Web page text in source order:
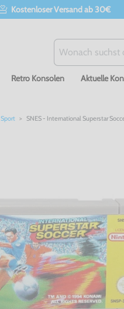
Kostenloser Versand ab 30€
Retro Konsolen Aktuelle
Sport SNES - International Superstar